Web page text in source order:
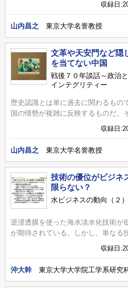
収録日
山内昌之 東京大学名誉教授
文革や天安門など隠
を当てない中国
戦後７０年談話～政治
インテグリティー
歴史認識とは単に過去に関わるもの
国の情勢が複雑に反映するものだ。
収録日
山内昌之 東京大学名誉教授
技術の優位がビジネ
限らない？
水ビジネスの動向（２
逆浸透膜を使った海水淡水化技術が
が期待されている。しかし、単なる
収録日
沖大幹 東京大学大学院工学系研究